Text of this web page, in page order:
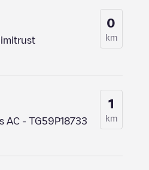
0
km
AC - TG59P18733
1
km